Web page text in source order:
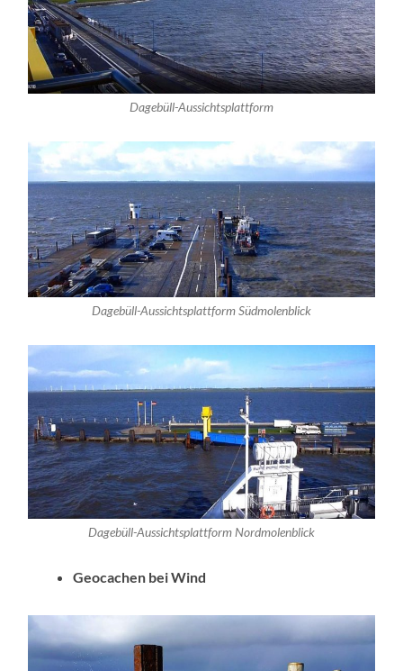
Dagebüll-Aussichtsplattform
Dagebüll-Aussichtsplattform Südmolenblick
Dagebüll-Aussichtsplattform Nordmolenblick
Geocachen bei Wind